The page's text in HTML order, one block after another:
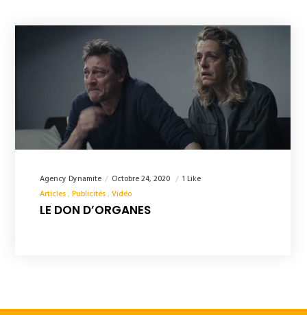
Agency Dynamite Octobre 24, 2020
1 Like
Articles Publicités Vidéo
LE DON D’ORGANES